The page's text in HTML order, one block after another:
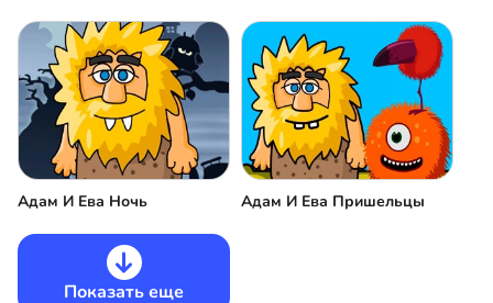
Адам И Ева Ночь Адам И Ева Пришельцы
Показать еще